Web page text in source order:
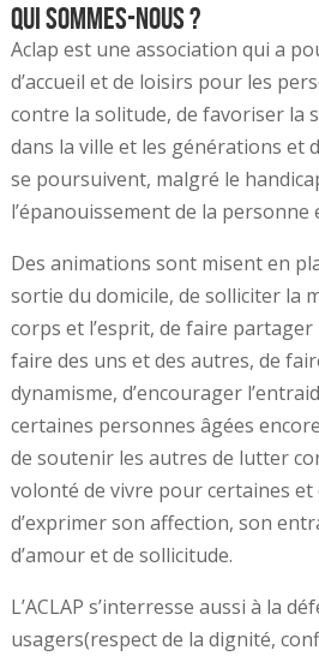
Qui sommes-nous ?
Aclap est une association qui a
d’accueil et de loisirs pour les
contre la solitude, de favoriser la
dans la ville et les générations et
se poursuivent, malgré le
l’épanouissement de la personne
Des animations sont misent en
sortie du domicile, de solliciter la
corps et l’esprit, de faire
faire des uns et des autres, de
dynamisme, d’encourager
certaines personnes âgées
de soutenir les autres de lutter
volonté de vivre pour certaines
d’exprimer son affection, son
d’amour et de sollicitude.
L’ACLAP s’interresse aussi à la
usagers(respect de la dignité,